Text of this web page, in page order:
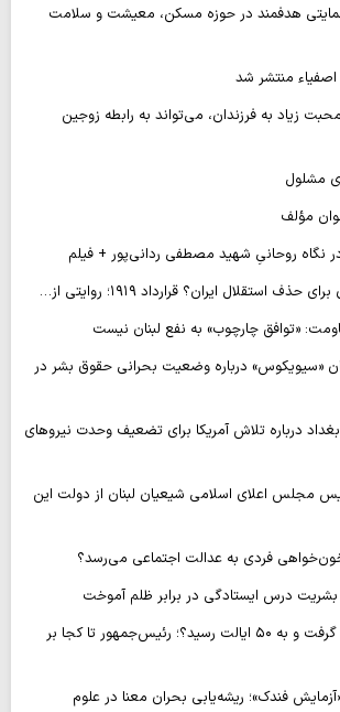
حمایتی هدفمند در حوزه مسکن، معیشت و سلامت
منتشر شد
زیاد به فرزندان، می‌تواند به رابطه زوجین
مشلول
مؤلف
نگاه روحانیِ شهید مصطفی ردانی‌پور + فیلم
استقلال ایران؟ قرارداد ۱۹۱۹؛ روایتی از…
«توافق چارچوب» به نفع لبنان نیست
«سیویکوس» درباره وضعیت بحرانی حقوق بشر در
درباره تلاش آمریکا برای تضعیف وحدت نیروهای
مجلس اعلای اسلامی شیعیان لبنان از دولت این
خون‌خواهی فردی به عدالت اجتماعی می‌رسد؟
درس ایستادگی در برابر ظلم آموخت
آمریکا چگونه شکل گرفت و به ۵۰ ایالت رسید؟؛ رئیس‌جمهور تا کجا بر
فندک»؛ ریشه‌یابی بحران معنا در علوم